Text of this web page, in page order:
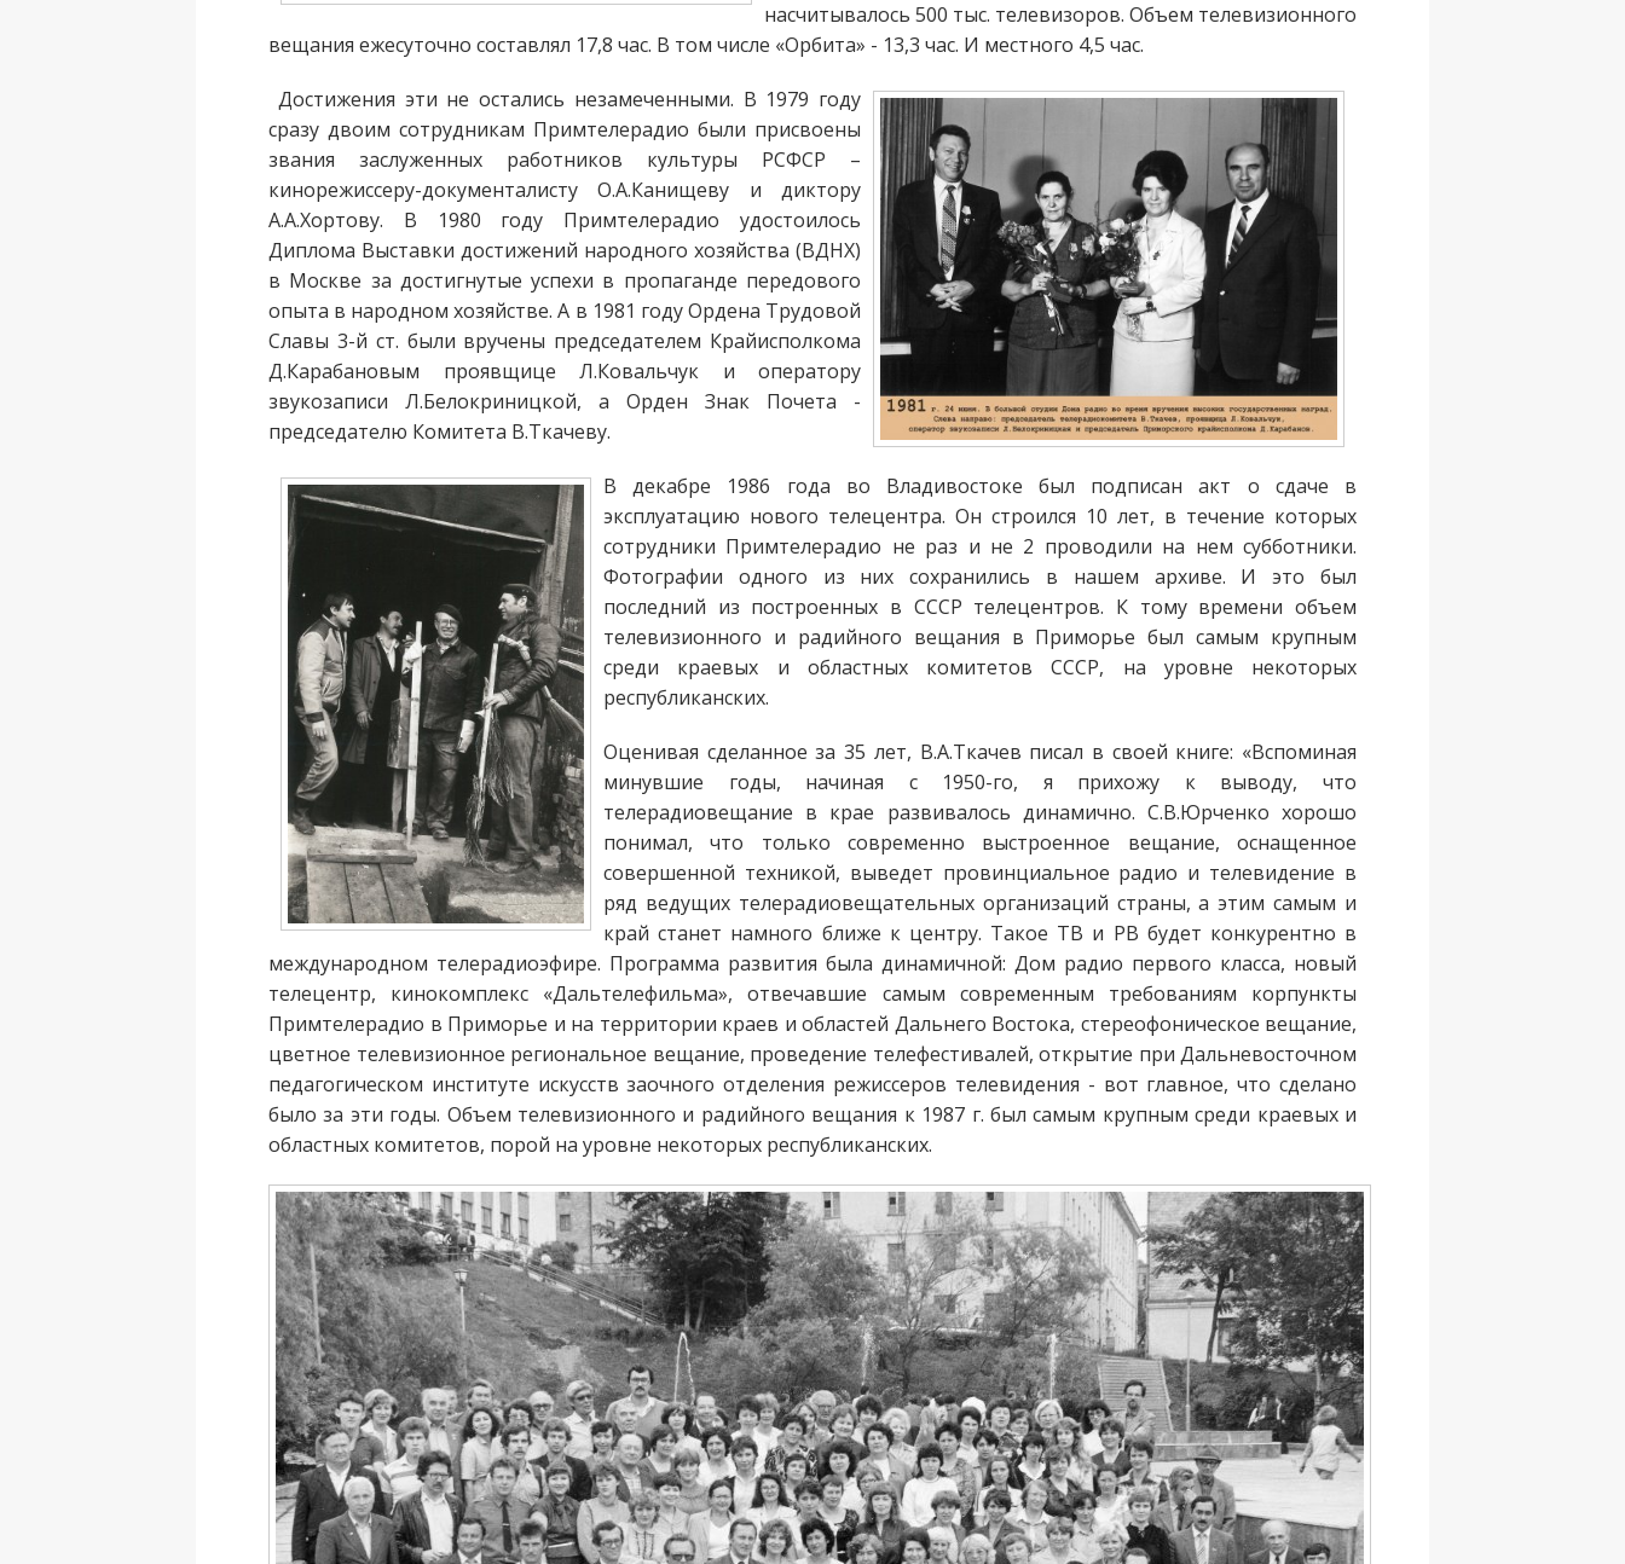
насчитывалось 500 тыс. телевизоров. Объем телевизионного
вещания ежесуточно составлял 17,8 час. В том числе «Орбита» - 13,3 час. И местного 4,5 час.
Достижения эти не остались незамеченными. В 1979 году
сразу двоим сотрудникам Примтелерадио были присвоены
звания заслуженных работников культуры РСФСР –
кинорежиссеру-документалисту О.А.Канищеву и диктору
А.А.Хортову. В 1980 году Примтелерадио удостоилось
Диплома Выставки достижений народного хозяйства (ВДНХ)
в Москве за достигнутые успехи в пропаганде передового
опыта в народном хозяйстве. А в 1981 году Ордена Трудовой
Славы 3-й ст. были вручены председателем Крайисполкома
Д.Карабановым проявщице Л.Ковальчук и оператору
звукозаписи Л.Белокриницкой, а Орден Знак Почета -
председателю Комитета В.Ткачеву.
В декабре 1986 года во Владивостоке был подписан акт о сдаче в
эксплуатацию нового телецентра. Он строился 10 лет, в течение которых
сотрудники Примтелерадио не раз и не 2 проводили на нем субботники.
Фотографии одного из них сохранились в нашем архиве. И это был
последний из построенных в СССР телецентров. К тому времени объем
телевизионного и радийного вещания в Приморье был самым крупным
среди краевых и областных комитетов СССР, на уровне некоторых
республиканских.
Оценивая сделанное за 35 лет, В.А.Ткачев писал в своей книге: «Вспоминая
минувшие годы, начиная с 1950-го, я прихожу к выводу, что
телерадиовещание в крае развивалось динамично. С.В.Юрченко хорошо
понимал, что только современно выстроенное вещание, оснащенное
совершенной техникой, выведет провинциальное радио и телевидение в
ряд ведущих телерадиовещательных организаций страны, а этим самым и
край станет намного ближе к центру. Такое ТВ и РВ будет конкурентно в
международном телерадиоэфире. Программа развития была динамичной: Дом радио первого класса, новый
телецентр, кинокомплекс «Дальтелефильма», отвечавшие самым современным требованиям корпункты
Примтелерадио в Приморье и на территории краев и областей Дальнего Востока, стереофоническое вещание,
цветное телевизионное региональное вещание, проведение телефестивалей, открытие при Дальневосточном
педагогическом институте искусств заочного отделения режиссеров телевидения - вот главное, что сделано
было за эти годы. Объем телевизионного и радийного вещания к 1987 г. был самым крупным среди краевых и
областных комитетов, порой на уровне некоторых республиканских.